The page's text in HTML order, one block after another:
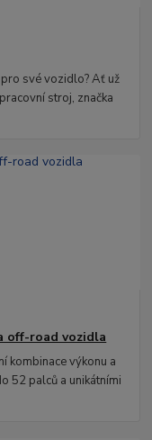
své vozidlo? Ať už
stroj, značka
off-road vozidla
kombinace výkonu a
52 palců a unikátními